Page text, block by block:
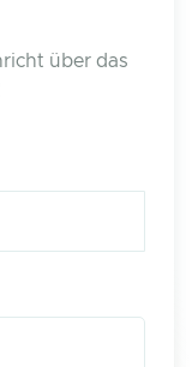
über das